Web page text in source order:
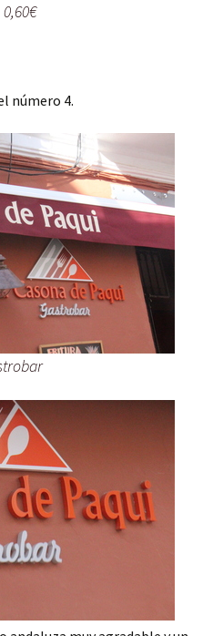
número 4.